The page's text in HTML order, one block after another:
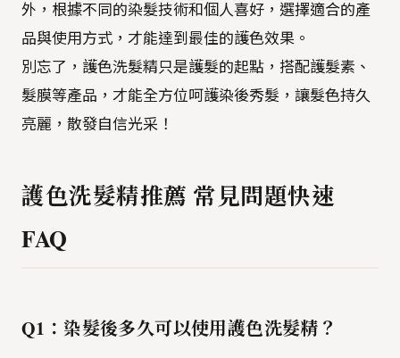
外，根據不同的染髮技術和個人喜好，選擇適合的產
品與使用方式，才能達到最佳的護色效果。
別忘了，護色洗髮精只是護髮的起點，搭配護髮素、
髮膜等產品，才能全方位呵護染後秀髮，讓髮色持久
亮麗，散發自信光采！
護色洗髮精推薦 常見問題快速
FAQ
Q1：染髮後多久可以使用護色洗髮精？